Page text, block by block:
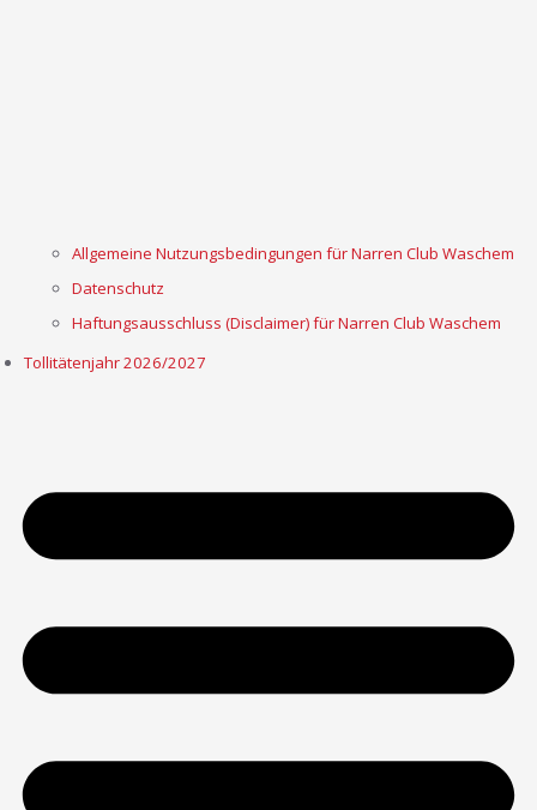
Allgemeine Nutzungsbedingungen für Narren Club Waschem
Datenschutz
Haftungsausschluss (Disclaimer) für Narren Club Waschem
Tollitätenjahr 2026/2027